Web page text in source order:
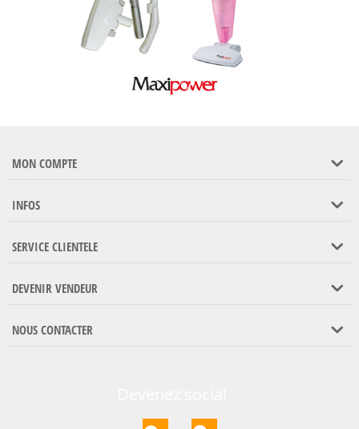
MON COMPTE
INFOS
SERVICE CLIENTELE
DEVENIR VENDEUR
NOUS CONTACTER